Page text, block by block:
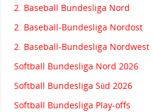
2. Baseball Bundesliga Nord
2. Baseball-Bundesliga Nordost
2. Baseball-Bundesliga Nordwest
Softball Bundesliga Nord 2026
Softball Bundesliga Süd 2026
Softball Bundesliga Play-offs